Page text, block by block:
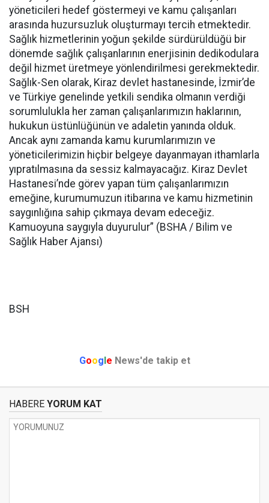
yöneticileri hedef göstermeyi ve kamu çalışanları
arasında huzursuzluk oluşturmayı tercih etmektedir.
Sağlık hizmetlerinin yoğun şekilde sürdürüldüğü bir
dönemde sağlık çalışanlarının enerjisinin dedikodulara
değil hizmet üretmeye yönlendirilmesi gerekmektedir.
Sağlık-Sen olarak, Kiraz devlet hastanesinde, İzmir’de
ve Türkiye genelinde yetkili sendika olmanın verdiği
sorumlulukla her zaman çalışanlarımızın haklarının,
hukukun üstünlüğünün ve adaletin yanında olduk.
Ancak aynı zamanda kamu kurumlarımızın ve
yöneticilerimizin hiçbir belgeye dayanmayan ithamlarla
yıpratılmasına da sessiz kalmayacağız. Kiraz Devlet
Hastanesi’nde görev yapan tüm çalışanlarımızın
emeğine, kurumumuzun itibarına ve kamu hizmetinin
saygınlığına sahip çıkmaya devam edeceğiz.
Kamuoyuna saygıyla duyurulur” (BSHA / Bilim ve
Sağlık Haber Ajansı)
BSH
Google News'de takip et
HABERE YORUM KAT